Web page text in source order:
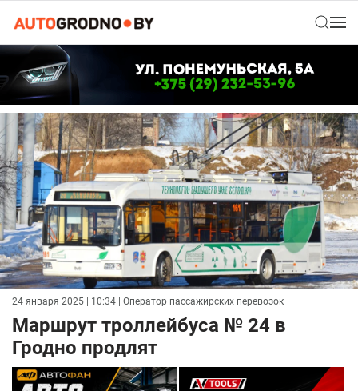
24 января 2025 | 10:34 | Оператор пассажирских перевозок
Маршрут троллейбуса № 24 в
Гродно продлят